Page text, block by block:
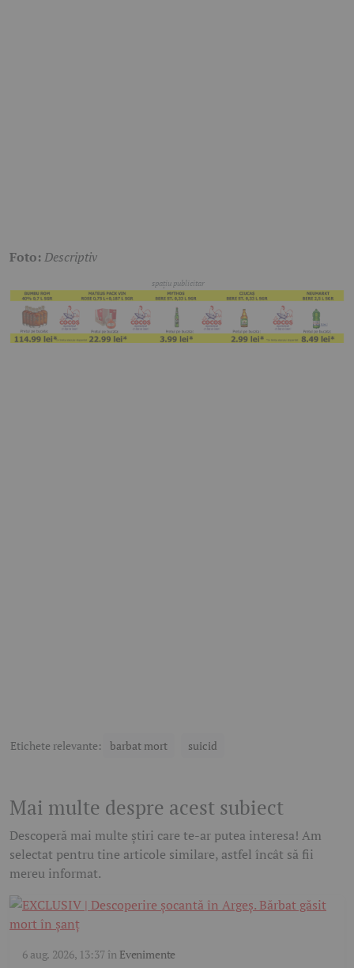
Foto:Descriptiv
Etichete relevante: barbat mort suicid
Mai multe despre acest subiect
Descoperă mai multe știri care te-ar putea interesa! Am
selectat pentru tine articole similare, astfel încât să fii
mereu informat.
6 aug. 2026, 13:37în Evenimente